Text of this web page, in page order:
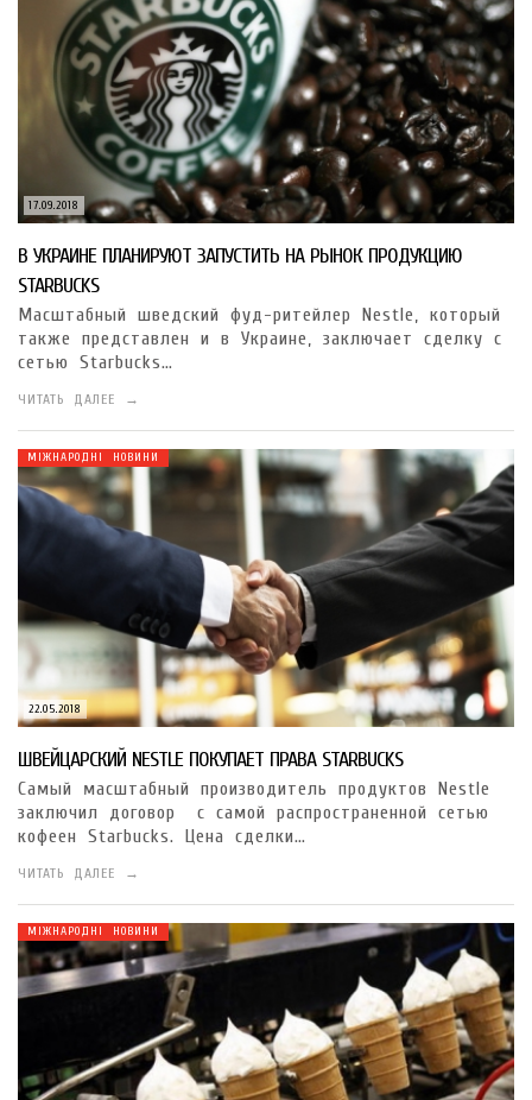
17.09.2018
В УКРАИНЕ ПЛАНИРУЮТ ЗАПУСТИТЬ НА РЫНОК ПРОДУКЦИЮ
STARBUCKS
Масштабный шведский фуд-ритейлер Nestlе, который
также представлен и в Украине, заключает сделку с
сетью Starbucks…
ЧИТАТЬ ДАЛЕЕ →
22.05.2018
МІЖНАРОДНІ НОВИНИ
ШВЕЙЦАРСКИЙ NESTLE ПОКУПАЕТ ПРАВА STARBUCKS
Самый масштабный производитель продуктов Nestle
заключил договор с самой распространенной сетью
кофеен Starbucks. Цена сделки…
ЧИТАТЬ ДАЛЕЕ →
МІЖНАРОДНІ НОВИНИ